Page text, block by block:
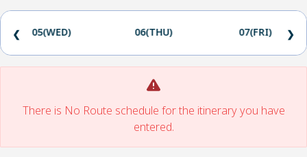
05(WED) 06(THU) 07(FRI)
❮ ❯
There is No Route schedule for the itinerary you have
entered.